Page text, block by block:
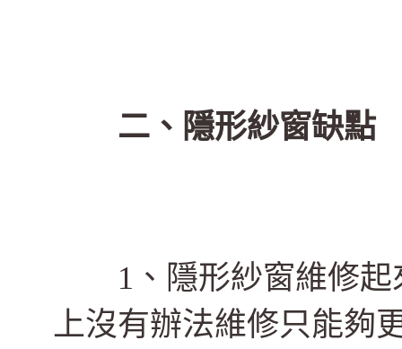
二、隱形紗窗缺點
1、隱形紗窗維修起
上沒有辦法維修只能夠